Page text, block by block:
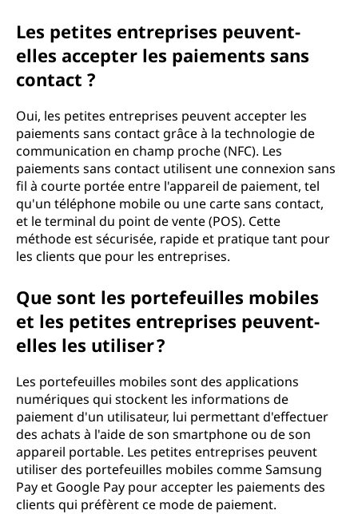
Les petites entreprises peuvent-
elles accepter les paiements sans
contact ?
Oui, les petites entreprises peuvent accepter les
paiements sans contact grâce à la technologie de
communication en champ proche (NFC). Les
paiements sans contact utilisent une connexion sans
fil à courte portée entre l'appareil de paiement, tel
qu'un téléphone mobile ou une carte sans contact,
et le terminal du point de vente (POS). Cette
méthode est sécurisée, rapide et pratique tant pour
les clients que pour les entreprises.
Que sont les portefeuilles mobiles
et les petites entreprises peuvent-
elles les utiliser ?
Les portefeuilles mobiles sont des applications
numériques qui stockent les informations de
paiement d'un utilisateur, lui permettant d'effectuer
des achats à l'aide de son smartphone ou de son
appareil portable. Les petites entreprises peuvent
utiliser des portefeuilles mobiles comme Samsung
Pay et Google Pay pour accepter les paiements des
clients qui préfèrent ce mode de paiement.